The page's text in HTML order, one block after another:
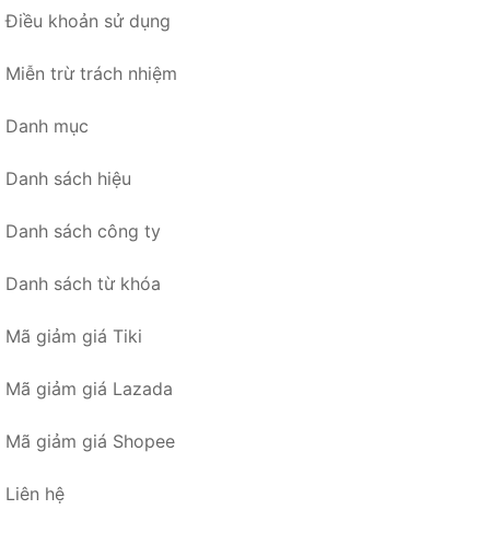
Điều khoản sử dụng
Miễn trừ trách nhiệm
Danh mục
Danh sách hiệu
Danh sách công ty
Danh sách từ khóa
Mã giảm giá Tiki
Mã giảm giá Lazada
Mã giảm giá Shopee
Liên hệ